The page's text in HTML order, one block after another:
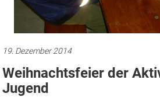
19. Dezember 2014
Weihnachtsfeier der
Jugend